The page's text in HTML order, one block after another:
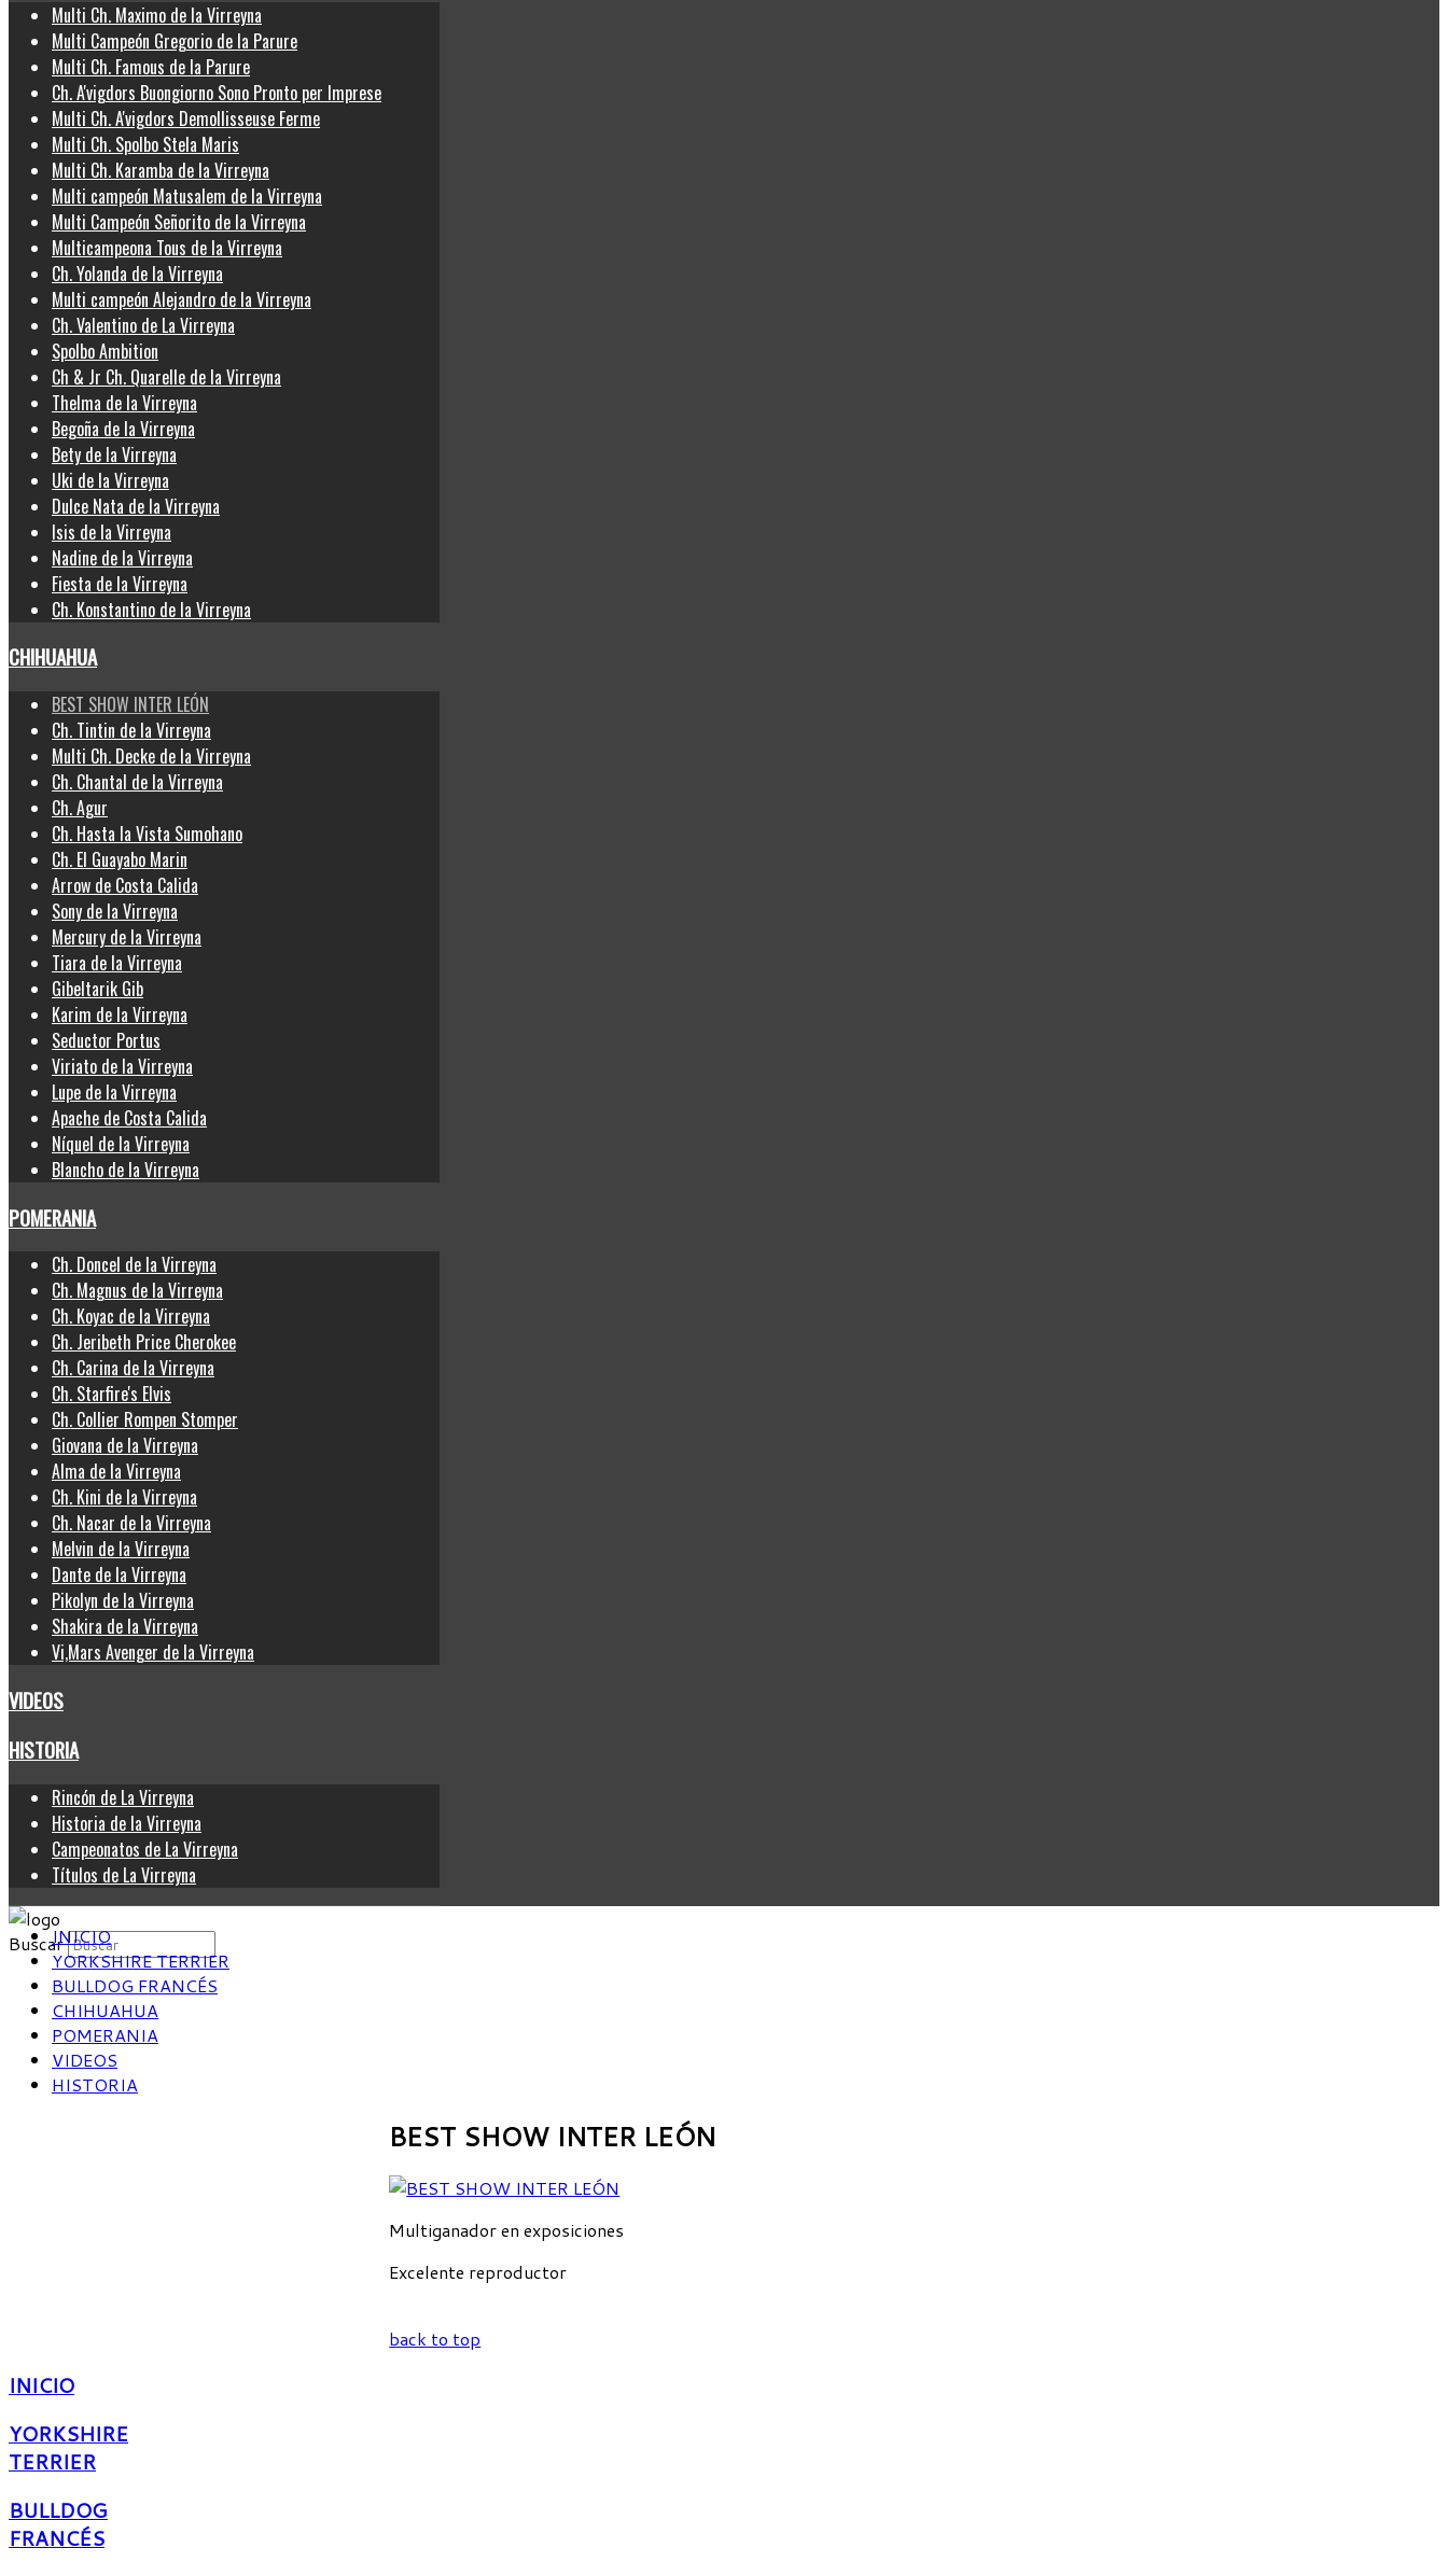
Multi Ch. Maximo de la Virreyna
Multi Campeón Gregorio de la Parure
Multi Ch. Famous de la Parure
Ch. A'vigdors Buongiorno Sono Pronto per Imprese
Multi Ch. A'vigdors Demollisseuse Ferme
Multi Ch. Spolbo Stela Maris
Multi Ch. Karamba de la Virreyna
Multi campeón Matusalem de la Virreyna
Multi Campeón Señorito de la Virreyna
Multicampeona Tous de la Virreyna
Ch. Yolanda de la Virreyna
Multi campeón Alejandro de la Virreyna
Ch. Valentino de La Virreyna
Spolbo Ambition
Ch & Jr Ch. Quarelle de la Virreyna
Thelma de la Virreyna
Begoña de la Virreyna
Bety de la Virreyna
Uki de la Virreyna
Dulce Nata de la Virreyna
Isis de la Virreyna
Nadine de la Virreyna
Fiesta de la Virreyna
Ch. Konstantino de la Virreyna
CHIHUAHUA
BEST SHOW INTER LEÓN
Ch. Tintin de la Virreyna
Multi Ch. Decke de la Virreyna
Ch. Chantal de la Virreyna
Ch. Agur
Ch. Hasta la Vista Sumohano
Ch. El Guayabo Marin
Arrow de Costa Calida
Sony de la Virreyna
Mercury de la Virreyna
Tiara de la Virreyna
Gibeltarik Gib
Karim de la Virreyna
Seductor Portus
Viriato de la Virreyna
Lupe de la Virreyna
Apache de Costa Calida
Níquel de la Virreyna
Blancho de la Virreyna
POMERANIA
Ch. Doncel de la Virreyna
Ch. Magnus de la Virreyna
Ch. Koyac de la Virreyna
Ch. Jeribeth Price Cherokee
Ch. Carina de la Virreyna
Ch. Starfire's Elvis
Ch. Collier Rompen Stomper
Giovana de la Virreyna
Alma de la Virreyna
Ch. Kini de la Virreyna
Ch. Nacar de la Virreyna
Melvin de la Virreyna
Dante de la Virreyna
Pikolyn de la Virreyna
Shakira de la Virreyna
Vi,Mars Avenger de la Virreyna
VIDEOS
HISTORIA
Rincón de La Virreyna
Historia de la Virreyna
Campeonatos de La Virreyna
Títulos de La Virreyna
BuscarINICIO
YORKSHIRE TERRIER
BULLDOG FRANCÉS
CHIHUAHUA
POMERANIA
VIDEOS
HISTORIA
BEST SHOW INTER LEÓN
Multiganador en exposiciones
Excelente reproductor
back to top
INICIO
YORKSHIRE
TERRIER
BULLDOG
FRANCÉS